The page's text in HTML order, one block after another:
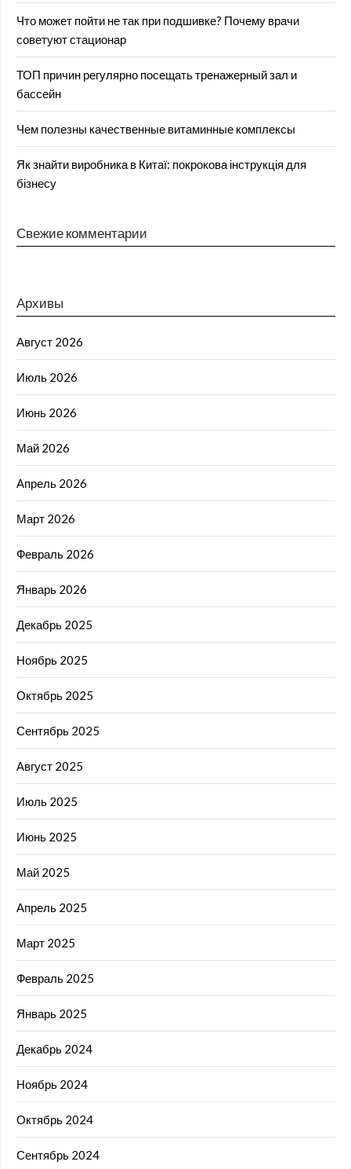
Что может пойти не так при подшивке? Почему врачи
советуют стационар
ТОП причин регулярно посещать тренажерный зал и
бассейн
Чем полезны качественные витаминные комплексы
Як знайти виробника в Китаї: покрокова інструкція для
бізнесу
Свежие комментарии
Архивы
Август 2026
Июль 2026
Июнь 2026
Май 2026
Апрель 2026
Март 2026
Февраль 2026
Январь 2026
Декабрь 2025
Ноябрь 2025
Октябрь 2025
Сентябрь 2025
Август 2025
Июль 2025
Июнь 2025
Май 2025
Апрель 2025
Март 2025
Февраль 2025
Январь 2025
Декабрь 2024
Ноябрь 2024
Октябрь 2024
Сентябрь 2024